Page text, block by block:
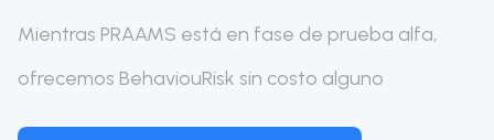
Mientras PRAAMS está en fase de prueba alfa,
ofrecemos BehaviouRisk sin costo alguno